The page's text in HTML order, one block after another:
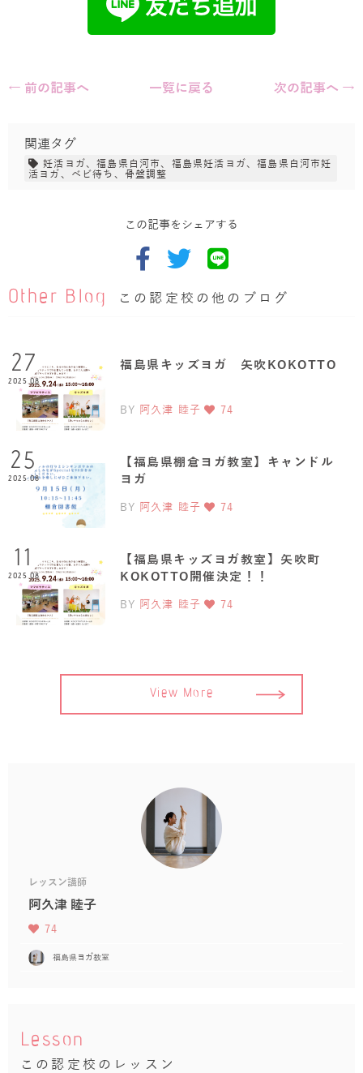
← 前の記事へ 一覧に戻る 次の記事へ →
関連タグ
妊活ヨガ、福島県白河市、福島県妊活ヨガ、福島県白河市妊
活ヨガ、ベビ待ち、骨盤調整
この記事をシェアする
Other Blog この認定校の他のブログ
27
2025.08
福島県キッズヨガ 矢吹KOKOTTO
BY 阿久津 睦子 74
25
2025.08
【福島県棚倉ヨガ教室】キャンドル
ヨガ
BY 阿久津 睦子 74
11
2025.08
【福島県キッズヨガ教室】矢吹町
KOKOTTO開催決定！！
BY 阿久津 睦子 74
View More
レッスン講師
阿久津 睦子
74
福島県ヨガ教室
Lesson
この認定校のレッスン